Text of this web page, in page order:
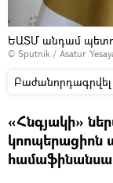
ԵԱՏՄ անդամ
© Sputnik / Asatur
Բաժանորդագրվել
«Հնգյակի»
կոոպերացիոն